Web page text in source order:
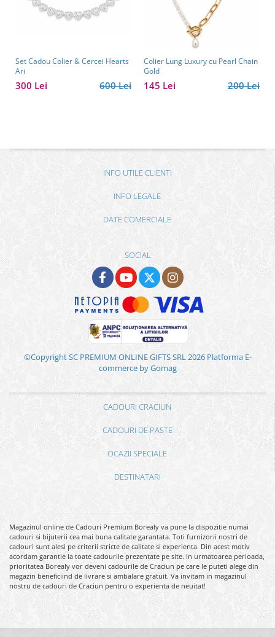
Set Cadou Colier & Cercei Hearts
Ari
600 Lei
300 Lei
Colier Lung Luxury cu Pearl Chain
Gold
200 Lei
145 Lei
INFO UTILE CLIENTI
INFO LEGALE
DATE COMERCIALE
SOCIAL
©Copyright SC PREMIUM ONLINE GIFTS SRL 2026 Platforma E-
commerce by Gomag
CADOURI CRACIUN
CADOURI DE PASTE
OCAZII SPECIALE
DESTINATARI
Magazinul online de Cadouri Premium Borealy va pune la dispozitie numai
cadouri si bijuterii cea mai buna calitate garantata. Toti furnizorii nostri de
cadouri sunt alesi pe criterii stricte de calitate si experienta. Din acest motiv
acordam garantie la toate cadourile prezentate pe site. In urmatoarea perioada,
prioritatea Borealy vor deveni cadourile de Craciun pe care le puteti alege din
magazin beneficiind de livrare si ambalare gratuit. Va invitam in magazinul
nostru de cadouri de Craciun pentru o experienta de neuitat!